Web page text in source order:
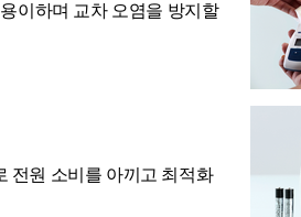
이하며 교차 오염을 방지할
전원 소비를 아끼고 최적화